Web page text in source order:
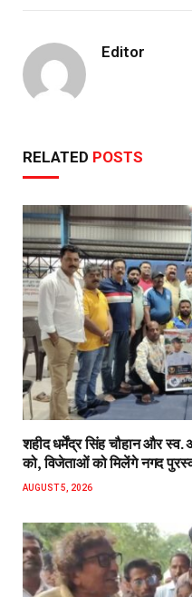
Editor
RELATED POSTS
शहीद धर्मेंद्र सिंह चौहान और स्व.
को, विजेताओं को मिलेंगे नगद
AUGUST 5, 2026